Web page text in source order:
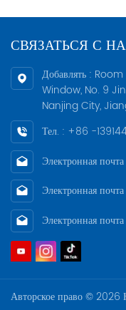
СВЯЗАТЬСЯ С
Добавлять :
Window, No. 9
Nanjing City,
Тел. : +86 -
Электронная
Электронная
Электронная
Авторское право ©